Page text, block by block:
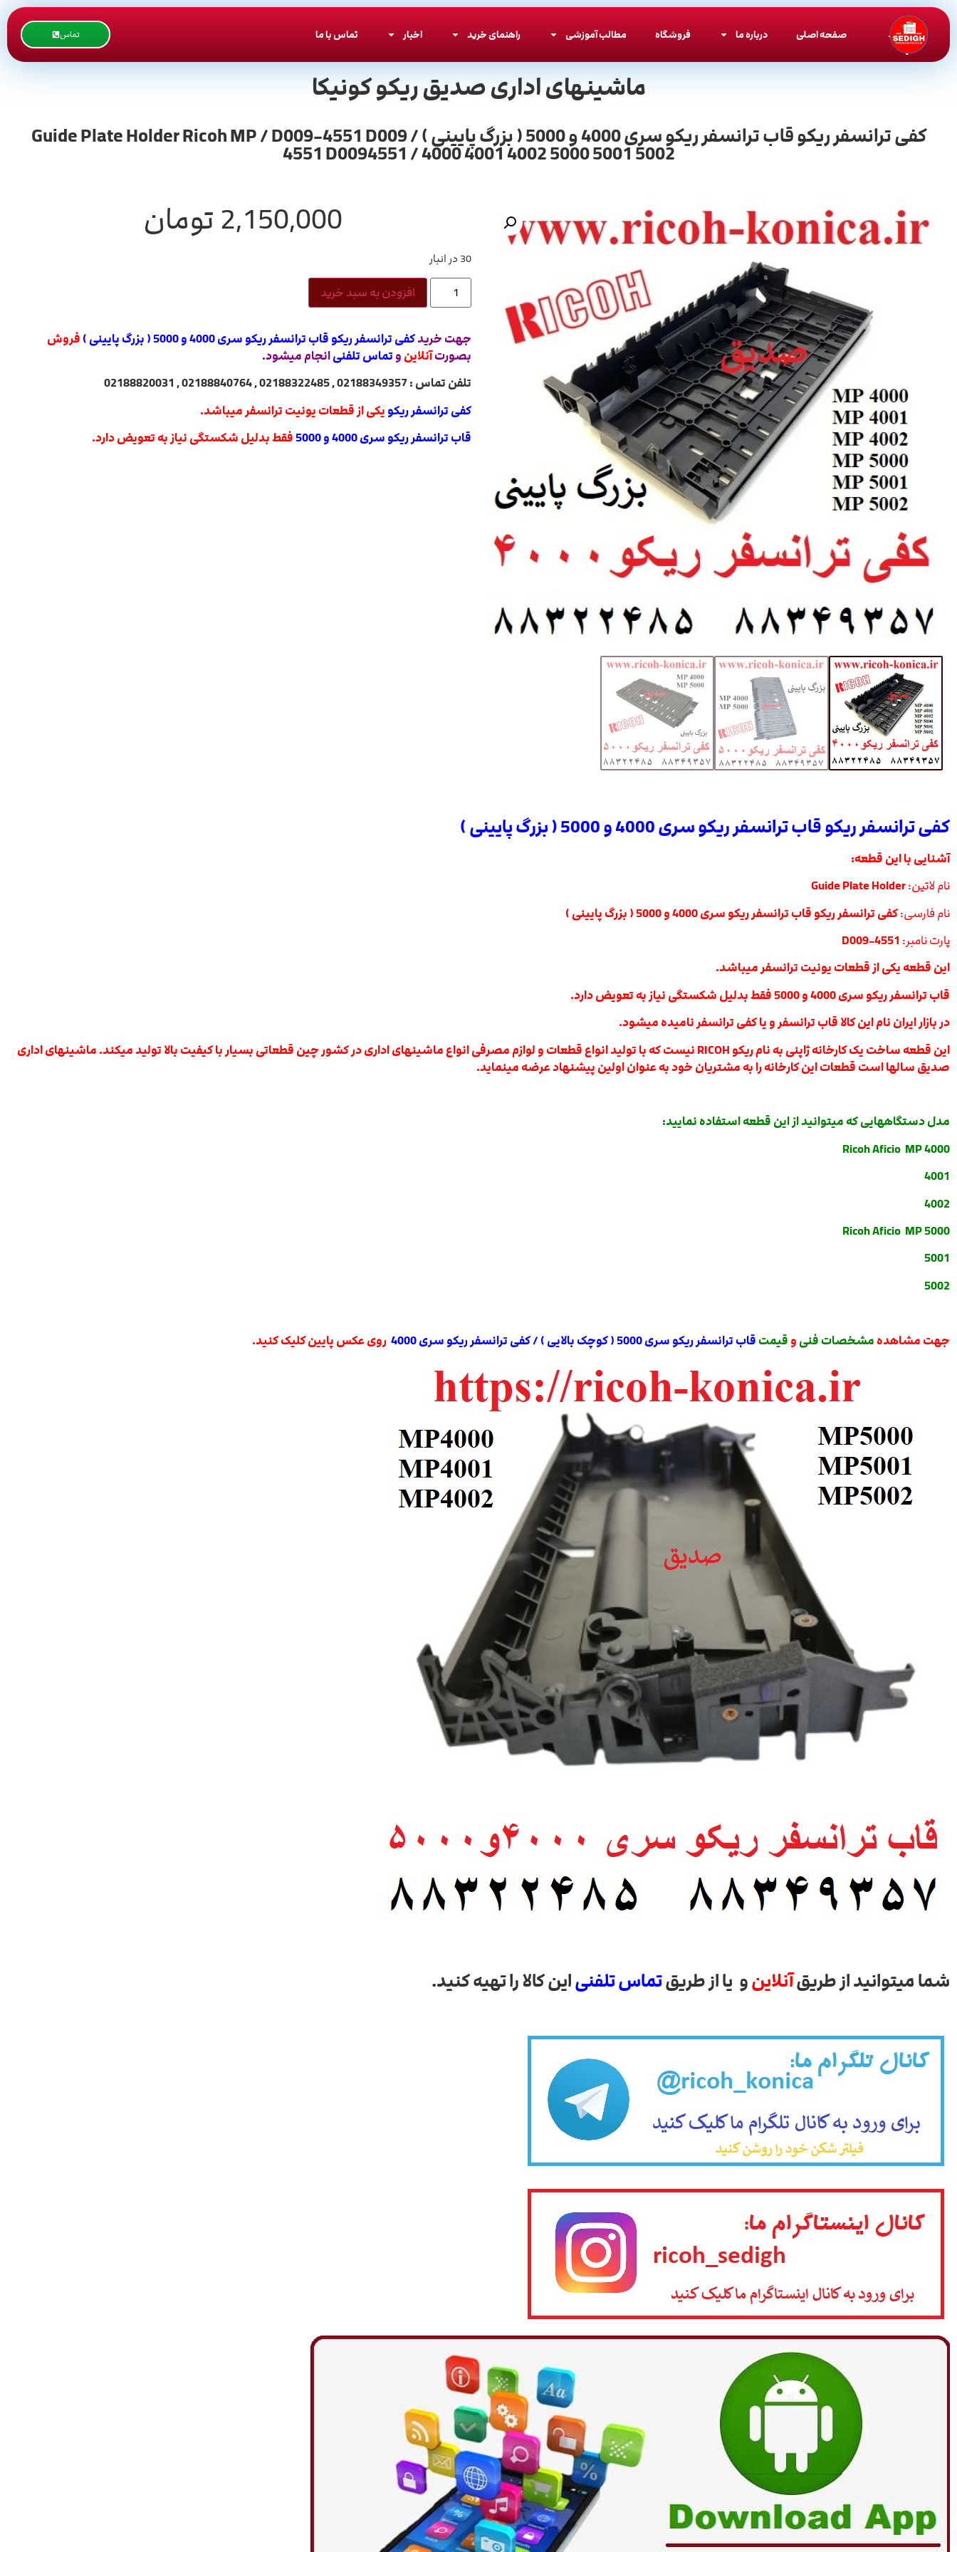
صفحه اصلی درباره ما فروشگاه مطالب آموزشی راهنمای خرید اخبار تماس با ما تماس
ماشینهای اداری صدیق ریکو کونیکا
کفی ترانسفر ریکو قاب ترانسفر ریکو سری 4000 و 5000 ( بزرگ پایینی ) / Guide Plate Holder Ricoh MP / D009-4551 D009
4551 D0094551 / 4000 4001 4002 5000 5001 5002
2,150,000 تومان
30 در انبار
افزودن به سبد خرید
جهت خریدکفی ترانسفر ریکو قاب ترانسفر ریکو سری 4000 و 5000 ( بزرگ پایینی )
فروش
بصورتآنلاین و تماس تلفنیانجام میشود.
تلفن تماس : 02188349357 , 02188322485 , 02188840764 , 02188820031
کفی ترانسفر ریکو یکی از قطعات یونیت ترانسفر میباشد.
قاب ترانسفر ریکو سری 4000 و 5000
فقط بدلیل شکستگی نیاز به تعویض دارد.
کفی ترانسفر ریکو قاب ترانسفر ریکو سری 4000 و 5000 ( بزرگ پایینی )
آشنایی با این قطعه:
نام لاتین:Guide Plate Holder
نام فارسی:کفی ترانسفر ریکو قاب ترانسفر ریکو سری 4000 و 5000 ( بزرگ پایینی )
پارت نامبر:
این قطعه یکی از قطعات یونیت ترانسفر میباشد.
قاب ترانسفر ریکو سری 4000 و 5000 فقط بدلیل شکستگی نیاز به تعویض دارد.
در بازار ایران نام این کالا قاب ترانسفر و یا کفی ترانسفر نامیده میشود.
این قطعه ساخت یک کارخانه ژاپنی به نام ریکو RICOH نیست که با تولید انواع قطعات و لوازم مصرفی انواع ماشینهای اداری در کشور چین قطعاتی بسیار با کیفیت بالا تولید میکند. ماشینهای اداری
صدیق سالها است قطعات این کارخانه را به مشتریان خود به عنوان اولین پیشنهاد عرضه مینماید.
مدل دستگاههایی که میتوانید از این قطعه استفاده نمایید:
Ricoh Aficio MP 4000
4001
4002
Ricoh Aficio MP 5000
5001
5002
جهت مشاهده مشخصات فنی و قیمت قاب ترانسفر ریکو سری 5000 ( کوچک بالایی ) / کفی ترانسفر ریکو سری 4000 روی عکس پایین کلیک کنید.
شما میتوانید از طریقآنلاینو یا از طریقتماس تلفنیاین کالا را تهیه کنید.